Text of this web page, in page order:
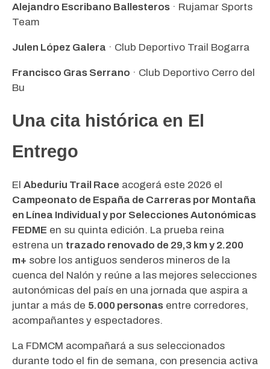
Alejandro Escribano Ballesteros · Rujamar Sports
Team
Julen López Galera · Club Deportivo Trail Bogarra
Francisco Gras Serrano · Club Deportivo Cerro del
Bu
Una cita histórica en El
Entrego
El Abeduriu Trail Race acogerá este 2026 el
Campeonato de España de Carreras por Montaña
en Línea Individual y por Selecciones Autonómicas
FEDME en su quinta edición. La prueba reina
estrena un trazado renovado de 29,3 km y 2.200
m+ sobre los antiguos senderos mineros de la
cuenca del Nalón y reúne a las mejores selecciones
autonómicas del país en una jornada que aspira a
juntar a más de 5.000 personas entre corredores,
acompañantes y espectadores.
La FDMCM acompañará a sus seleccionados
durante todo el fin de semana, con presencia activa